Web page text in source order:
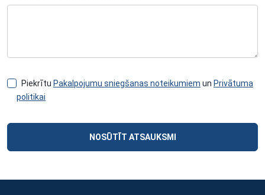
Piekrītu Pakalpojumu sniegšanas noteikumiem un Privātuma
politikai
NOSŪTĪT ATSAUKSMI